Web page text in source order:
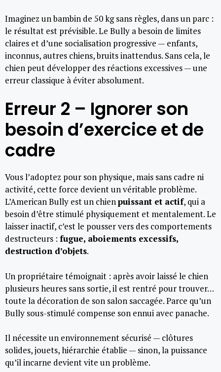
Imaginez un bambin de 50 kg sans règles, dans un parc :
le résultat est prévisible. Le Bully a besoin de limites
claires et d’une socialisation progressive — enfants,
inconnus, autres chiens, bruits inattendus. Sans cela, le
chien peut développer des réactions excessives — une
erreur classique à éviter absolument.
Erreur 2 – Ignorer son
besoin d’exercice et de
cadre
Vous l’adoptez pour son physique, mais sans cadre ni
activité, cette force devient un véritable problème.
L’American Bully est un chienpuissant et actif, qui a
besoin d’être stimulé physiquement et mentalement. Le
laisser inactif, c’est le pousser vers des comportements
destructeurs : fugue, aboiements excessifs,
destruction d’objets.
Un propriétaire témoignait : après avoir laissé le chien
plusieurs heures sans sortie, il est rentré pour trouver…
toute la décoration de son salon saccagée. Parce qu’un
Bully sous-stimulé compense son ennui avec panache.
Il nécessite un environnement sécurisé — clôtures
solides, jouets, hiérarchie établie — sinon, la puissance
qu’il incarne devient vite un problème.